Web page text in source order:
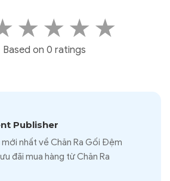
★ ★ ★ ★
Based on 0 ratings
Publisher
nhất về Chăn Ra Gối Đệm
đãi mua hàng từ Chăn Ra